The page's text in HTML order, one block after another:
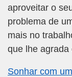
aproveitar o
problema de
mais no
que lhe agrada
Sonhar com